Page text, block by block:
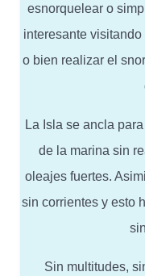
esnorquelear o
interesante
o bien realizar el
La Isla se ancla
de la marina sin
oleajes fuertes.
sin corrientes y esto
Sin multitudes,